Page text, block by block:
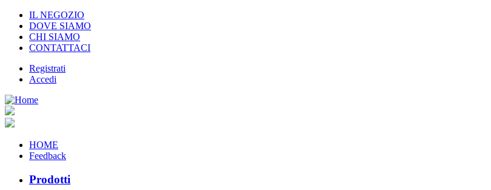
IL NEGOZIO
DOVE SIAMO
CHI SIAMO
CONTATTACI
Registrati
Accedi
HOME
Feedback
Prodotti